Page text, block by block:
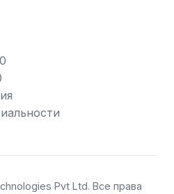
Pvt Ltd. Все права